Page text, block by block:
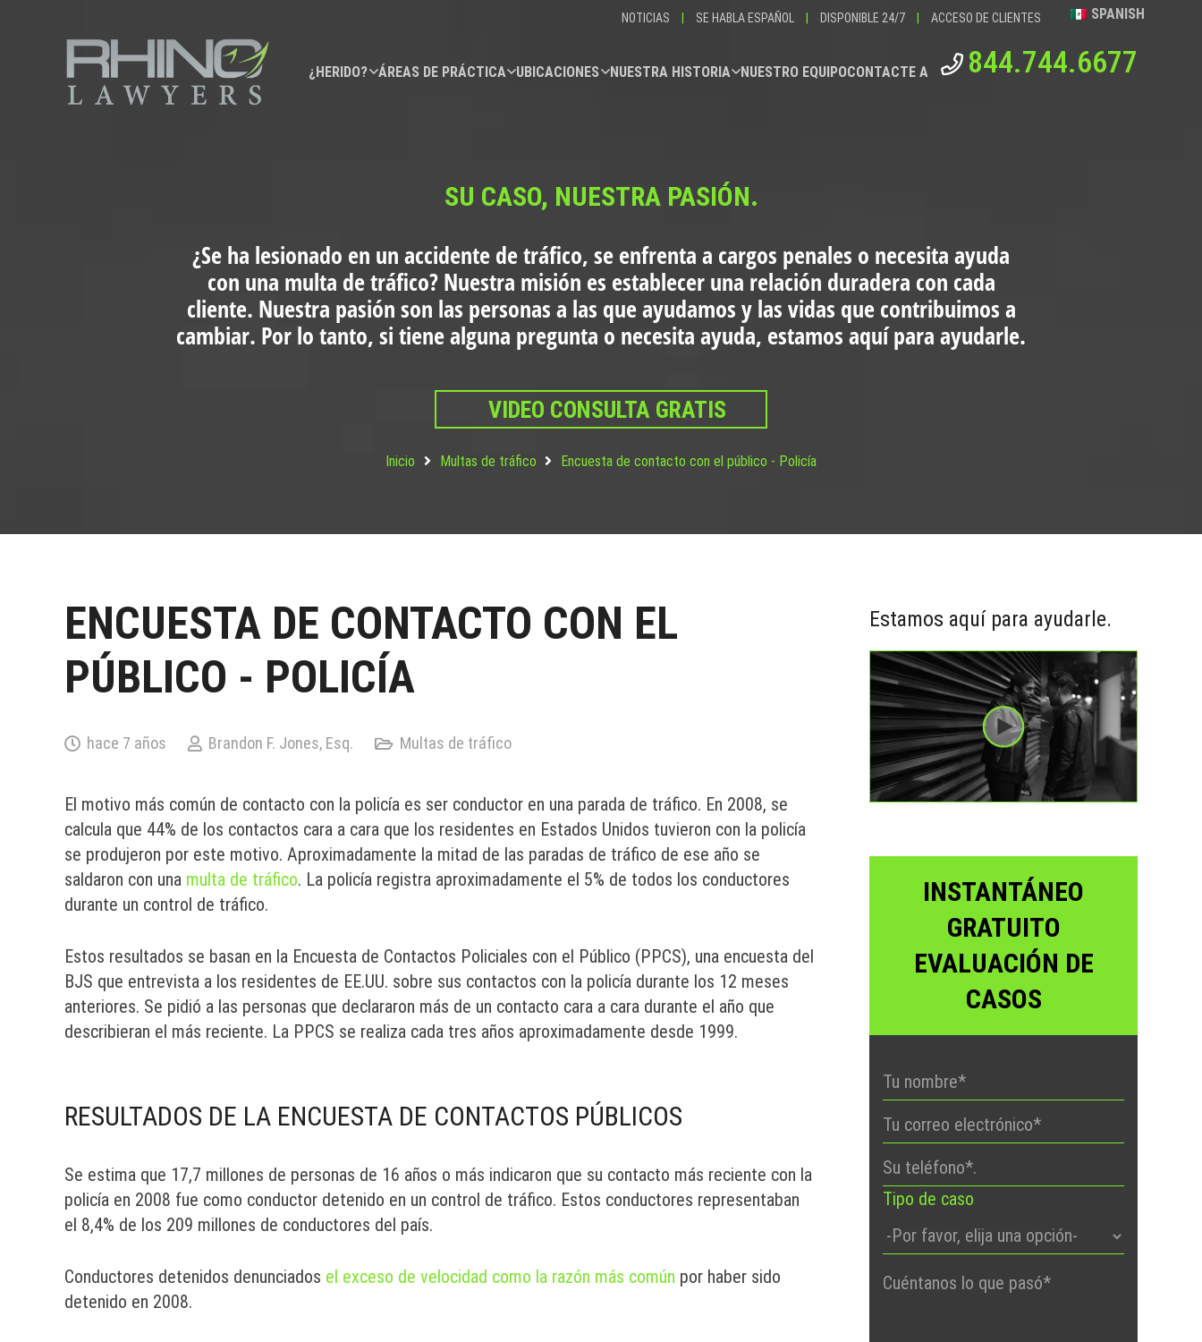
NOTICIAS | SE HABLA ESPAÑOL | DISPONIBLE 24/7 | ACCESO DE CLIENTES SPANISH
¿HERIDO? ÁREAS DE PRÁCTICA UBICACIONES NUESTRA HISTORIA NUESTRO EQUIPOCONTACTE A 844.744.6677
SU CASO, NUESTRA PASIÓN.
¿Se ha lesionado en un accidente de tráfico, se enfrenta a cargos penales o necesita ayuda
con una multa de tráfico?Nuestra misión es establecer una relación duradera con cada
cliente. Nuestra pasión son las personas a las que ayudamos y las vidas que contribuimos a
cambiar. Por lo tanto, si tiene alguna pregunta o necesita ayuda, estamos aquí para ayudarle.
VIDEO CONSULTA GRATIS
Inicio Multas de tráfico Encuesta de contacto con el público - Policía
ENCUESTA DE CONTACTO CON EL
PÚBLICO - POLICÍA
hace 7 años Brandon F. Jones, Esq. Multas de tráfico
El motivo más común de contacto con la policía es ser conductor en una parada de tráfico. En 2008, se
calcula que 44% de los contactos cara a cara que los residentes en Estados Unidos tuvieron con la policía
se produjeron por este motivo. Aproximadamente la mitad de las paradas de tráfico de ese año se
saldaron con una multa de tráfico. La policía registra aproximadamente el 5% de todos los conductores
durante un control de tráfico.
Estos resultados se basan en la Encuesta de Contactos Policiales con el Público (PPCS), una encuesta del
BJS que entrevista a los residentes de EE.UU. sobre sus contactos con la policía durante los 12 meses
anteriores. Se pidió a las personas que declararon más de un contacto cara a cara durante el año que
describieran el más reciente. La PPCS se realiza cada tres años aproximadamente desde 1999.
RESULTADOS DE LA ENCUESTA DE CONTACTOS PÚBLICOS
Se estima que 17,7 millones de personas de 16 años o más indicaron que su contacto más reciente con la
policía en 2008 fue como conductor detenido en un control de tráfico. Estos conductores representaban
el 8,4% de los 209 millones de conductores del país.
Conductores detenidos denunciados el exceso de velocidad como la razón más común por haber sido
detenido en 2008.
Estamos aquí para ayudarle.
INSTANTÁNEO
GRATUITO
EVALUACIÓN DE
CASOS
Tipo de caso
Por